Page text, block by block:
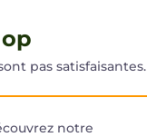
pas satisfaisantes.
notre